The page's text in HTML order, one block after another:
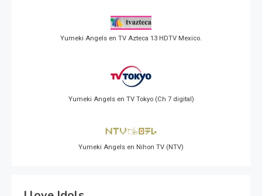
Yumeki Angels en TV Azteca 13 HDTV Mexico.
Yumeki Angels en TV Tokyo (Ch 7 digital)
Yumeki Angels en Nihon TV (NTV)